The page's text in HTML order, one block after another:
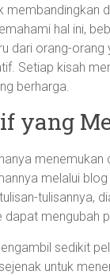
membandingkan
hal ini,
dari orang-
Setiap kisah
berharga.
yang
melalui
tulisannya,
dapat mengubah
sedikit
untuk